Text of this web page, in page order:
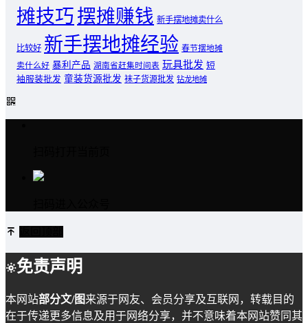
摊技巧摆摊赚钱 新手摆地摊卖什么
比较好 新手摆地摊经验 春节摆地摊
卖什么好 暴利产品 湖南省赶集时间表 玩具批发 短
袖服装批发 童装货源批发 袜子货源批发 钻龙地摊
免责声明
本网站部分文/图来源于网友、会员分享及互联网，转载目的
在于传递更多信息及用于网络分享，并不意味着本网站赞同其